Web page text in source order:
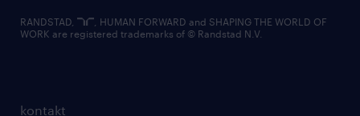
kontakt
RANDSTAD,
, HUMAN FORWARD and SHAPING THE WORLD OF
WORK are registered trademarks of © Randstad N.V.